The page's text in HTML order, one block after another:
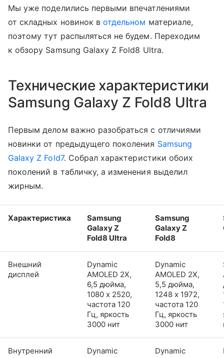
Мы уже поделились первыми впечатлениями
от складных новинок вотдельном материале,
поэтому тут распыляться не будем. Переходим
к обзору Samsung Galaxy Z Fold8 Ultra.
Технические характеристики
Samsung Galaxy Z Fold8 Ultra
Первым делом важно разобраться с отличиями
новинки от предыдущего поколения Samsung
Galaxy Z Fold7. Собрал характеристики обоих
поколений в табличку, а изменения выделил
жирным.
Характеристика
Samsung
Galaxy Z
Fold8 Ultra
Samsung
Galaxy Z
Fold8
Внешний
дисплей
Dynamic
AMOLED 2X,
6,5 дюйма,
1080 x 2520,
частота 120
Гц, яркость
3000 нит
Dynamic
AMOLED 2X,
5,5 дюйма,
1248 x 1972,
частота 120
Гц, яркость
3000 нит
Внутренний
Dynamic
Dynamic